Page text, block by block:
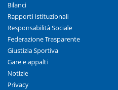
Bilanci
Rapporti Istituzionali
Responsabilità Sociale
Federazione Trasparente
Giustizia Sportiva
Gare e appalti
Notizie
Privacy